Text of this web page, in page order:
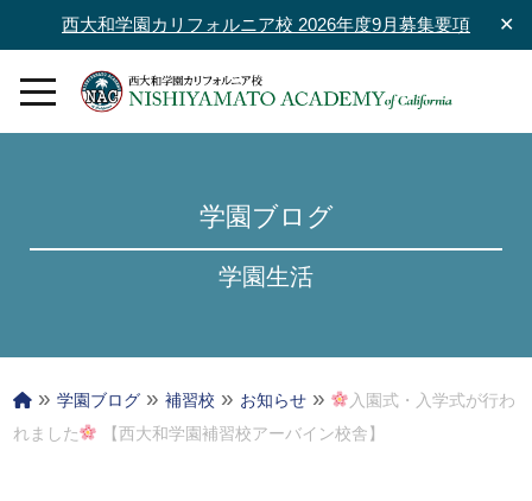
西大和学園カリフォルニア校 2026年度9月募集要項 ✕
学園ブログ
学園生活
» 学園ブログ» 補習校 » お知らせ»
入園式・入学式が行わ
れました
【西大和学園補習校アーバイン校舎】